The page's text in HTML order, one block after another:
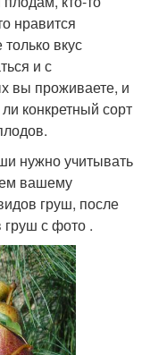
нравится
вкус
и с
вы проживаете, и
конкретный сорт
нужно учитывать
вашему
груш, после
груш с фото .